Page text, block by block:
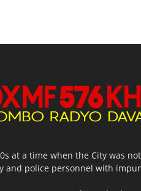
at a time when the City was
and police personnel with